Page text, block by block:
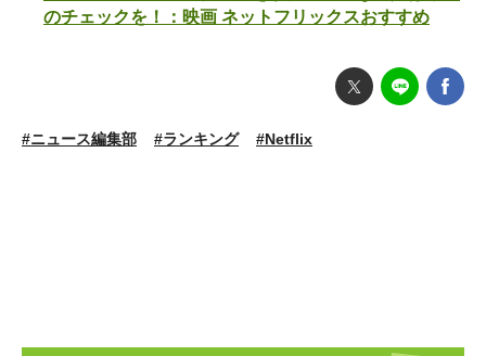
のチェックを！：映画 ネットフリックスおすすめ
#ニュース編集部 #ランキング #Netflix